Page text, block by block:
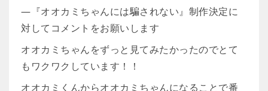
―『オオカミちゃんには騙されない』制作決定に
対してコメントをお願いします
オオカミちゃんをずっと見てみたかったのでとて
もワクワクしています！！
オオカミくんからオオカミちゃんになることで番